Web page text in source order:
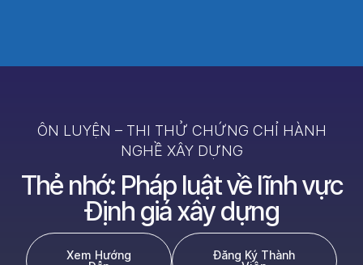
ÔN LUYỆN – THI THỬ CHỨNG CHỈ HÀNH
NGHỀ XÂY DỰNG
Thẻ nhớ: Pháp luật về lĩnh vực
Định giá xây dựng
Xem Hướng
Đăng Ký Thành